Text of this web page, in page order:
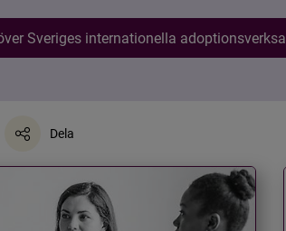
Sveriges internationella
Dela